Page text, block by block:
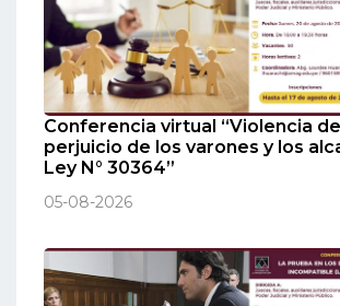
Conferencia virtual “Violencia
perjuicio de los varones y los
Ley N° 30364”
05-08-2026